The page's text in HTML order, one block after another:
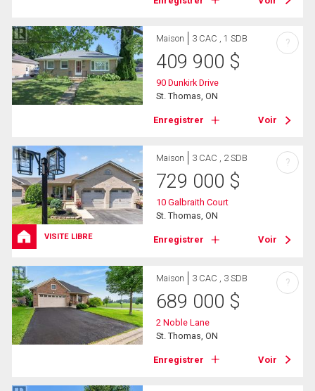
Maison 3 CAC , 1 SDB
409 900 $
90 Dunkirk Drive
St. Thomas, ON
Enregistrer Voir
?
VISITE LIBRE
Maison 3 CAC , 2 SDB
729 000 $
10 Galbraith Court
St. Thomas, ON
Enregistrer Voir
?
Maison 3 CAC , 3 SDB
689 000 $
2 Noble Lane
St. Thomas, ON
Enregistrer Voir
?